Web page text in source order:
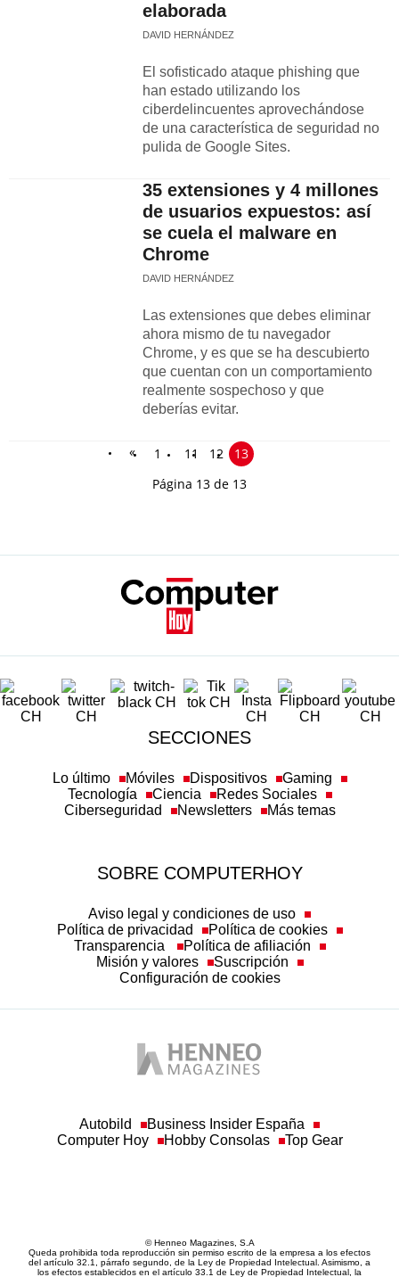
elaborada
DAVID HERNÁNDEZ
El sofisticado ataque phishing que
han estado utilizando los
ciberdelincuentes aprovechándose
de una característica de seguridad no
pulida de Google Sites.
35 extensiones y 4 millones
de usuarios expuestos: así
se cuela el malware en
Chrome
DAVID HERNÁNDEZ
Las extensiones que debes eliminar
ahora mismo de tu navegador
Chrome, y es que se ha descubierto
que cuentan con un comportamiento
realmente sospechoso y que
deberías evitar.
« 1 11 12
13
Página 13 de 13
SECCIONES
Lo último Móviles Dispositivos
Gaming
Tecnología
Ciencia
Redes Sociales
Ciberseguridad
Newsletters Más temas
SOBRE COMPUTERHOY
Aviso legal y condiciones de uso
Política de privacidad
Política de cookies
Transparencia
Política de afiliación
Misión y valores
Suscripción
Configuración de cookies
Autobild
Business Insider España
Computer Hoy
Hobby Consolas Top Gear
© Henneo Magazines, S.A
Queda prohibida toda reproducción sin permiso escrito de la empresa a los efectos
del artículo 32.1, párrafo segundo, de la Ley de Propiedad Intelectual. Asimismo, a
los efectos establecidos en el artículo 33.1 de Ley de Propiedad Intelectual, la